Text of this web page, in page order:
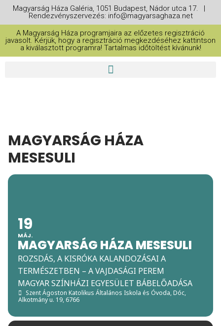
Magyarság Háza Galéria, 1051 Budapest, Nádor utca 17. |
Rendezvényszervezés: info@magyarsaghaza.net
A Magyarság Háza programjaira az előzetes regisztráció
javasolt. Kérjük, hogy a regisztráció megkezdéséhez kattintson
a kiválasztott programra! Tartalmas időtöltést kívánunk!
MAGYARSÁG HÁZA
MESESULI
19
MÁJ.
MAGYARSÁG HÁZA MESESULI
ROZSDÁS, A KISRÓKA KALANDOZÁSAI A
TERMÉSZETBEN – A VAJDASÁGI PEREM
MAGYAR SZÍNHÁZI EGYESÜLET BÁBELŐADÁSA
Szent Ágoston Katolikus Általános Iskola és Óvoda, Dóc,
Alkotmány u. 19, 6766